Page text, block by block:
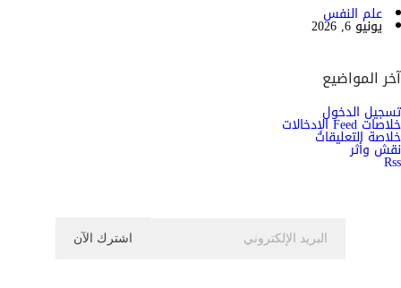
علم النفس
يونيو 6, 2026
آخر المواضيع
تسجيل الدخول
خلاصات Feed الإدخالات
خلاصة التعليقات
نقش وأثر
Rss